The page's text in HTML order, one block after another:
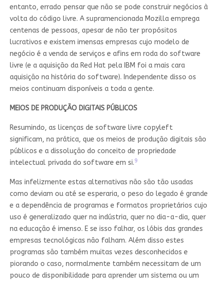
entanto, errado pensar que não se pode construir negócios à
volta do código livre. A supramencionada Mozilla emprega
centenas de pessoas, apesar de não ter propósitos
lucrativos e existem imensas empresas cujo modelo de
negócio é a venda de serviços e afins em roda do software
livre (e a aquisição da Red Hat pela IBM foi a mais cara
aquisição na história do software). Independente disso os
meios continuam disponíveis a toda a gente.
MEIOS DE PRODUÇÃO DIGITAIS PÚBLICOS
Resumindo, as licenças de software livre copyleft
significam, na prática, que os meios de produção digitais são
públicos e a dissolução do conceito de propriedade
intelectual privada do software em si.9
Mas infelizmente estas alternativas não são tão usadas
como deviam ou até se esperaria, o peso do legado é grande
e a dependência de programas e formatos proprietários cujo
uso é generalizado quer na indústria, quer no dia-a-dia, quer
na educação é imenso. E se isso falhar, os lóbis das grandes
empresas tecnológicas não falham. Além disso estes
programas são também muitas vezes desconhecidos e
piorando o caso, normalmente também necessitam de um
pouco de disponibilidade para aprender um sistema ou um